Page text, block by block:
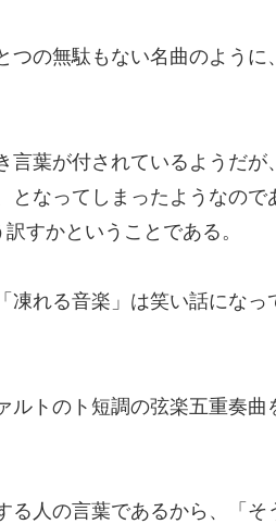
の無駄もない名曲のように
葉が付されているようだが
なってしまったようなので
すかということである。
れる音楽」は笑い話になっ
トのト短調の弦楽五重奏曲
人の言葉であるから、「